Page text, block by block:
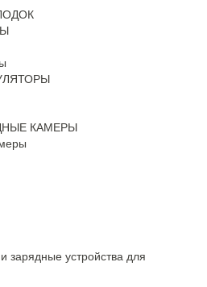
КАМЕРЫ
зарядные устройства для